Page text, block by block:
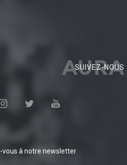
AURA
SUIVEZ-NOUS
à notre newsletter